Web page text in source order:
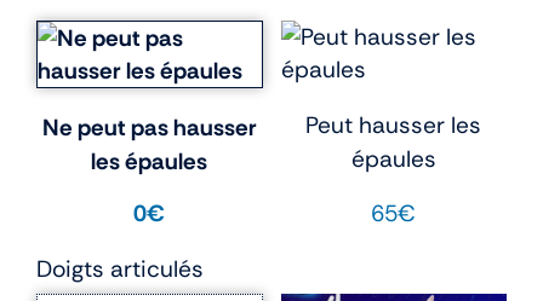
Ne peut pas hausser
les épaules
0€
Peut hausser les
épaules
65€
Doigts articulés